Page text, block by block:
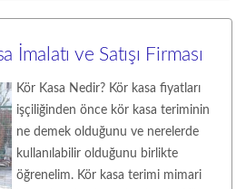
İmalatı ve Satışı Firması
Kör Kasa Nedir? Kör kasa fiyatları
işçiliğinden önce kör kasa teriminin
ne demek olduğunu ve nerelerde
kullanılabilir olduğunu birlikte
öğrenelim. Kör kasa terimi mimari